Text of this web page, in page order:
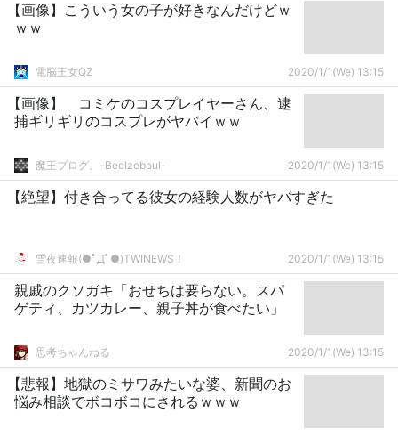
【画像】こういう女の子が好きなんだけどｗ
ｗｗ
電脳王女QZ 2020/1/1(We) 13:15
【画像】 コミケのコスプレイヤーさん、逮
捕ギリギリのコスプレがヤバイｗｗ
魔王ブログ。-Beelzeboul- 2020/1/1(We) 13:15
【絶望】付き合ってる彼女の経験人数がヤバすぎた
雪夜速報(●ﾟДﾟ●)TWINEWS！ 2020/1/1(We) 13:15
親戚のクソガキ「おせちは要らない。スパ
ゲティ、カツカレー、親子丼が食べたい」
思考ちゃんねる 2020/1/1(We) 13:15
【悲報】地獄のミサワみたいな婆、新聞のお
悩み相談でボコボコにされるｗｗｗ